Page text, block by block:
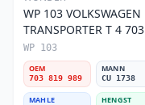
WP 103 VOLKSWAGEN
TRANSPORTER T 4 703
819 989 Polen Filtresi
WP 103
OEM
703 819 989
MANN
CU 1738
MAHLE HENGST